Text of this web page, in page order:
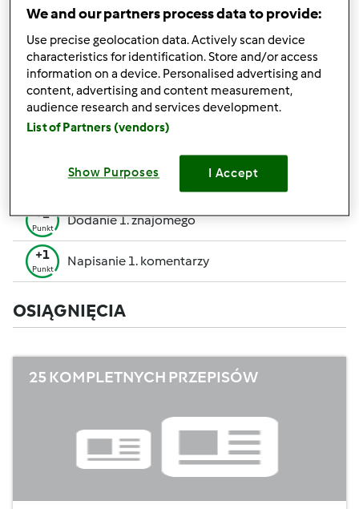
Poniżej możesz również sprawdzić które aktywności
społecznościowym.
+50
Punktów
Zwycięzca konkursu
+10
Utworzenie przepisu (całość = 10 pkt, część =
Ocenienie 1 przepisu
+1
Punkt
Dodanie 1. znajomego
+1
Punkt
Napisanie 1. komentarzy
OSIĄGNIĘCIA
25 KOMPLETNYCH PRZEPISÓW
We and our partners process data to provide:
Use precise geolocation data. Actively scan device
characteristics for identification. Store and/or access
information on a device. Personalised advertising and
content, advertising and content measurement,
audience research and services development.
List of Partners (vendors)
Show Purposes I Accept